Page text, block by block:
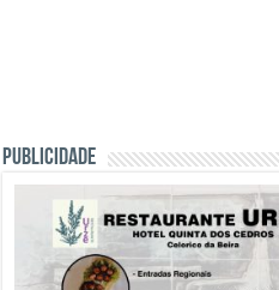
PUBLICIDADE